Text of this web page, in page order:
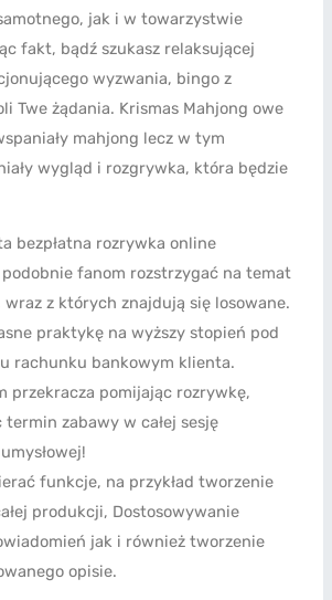
jak i w towarzystwie
fakt, bądź szukasz relaksującej
wyzwania, bingo z
Twe żądania. Krismas Mahjong owe
mahjong lecz w tym
wygląd i rozgrywka, która będzie
bezpłatna rozrywka online
fanom rozstrzygać na temat
z których znajdują się losowane.
praktykę na wyższy stopień pod
rachunku bankowym klienta.
przekracza pomijając rozrywkę,
zabawy w całej sesję
funkcje, na przykład tworzenie
produkcji, Dostosowywanie
jak i również tworzenie
opisie.